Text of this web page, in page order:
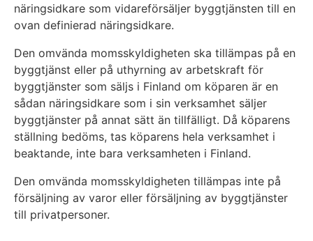
näringsidkare som vidareförsäljer byggtjänsten till en
ovan definierad näringsidkare.
Den omvända momsskyldigheten ska tillämpas på en
byggtjänst eller på uthyrning av arbetskraft för
byggtjänster som säljs i Finland om köparen är en
sådan näringsidkare som i sin verksamhet säljer
byggtjänster på annat sätt än tillfälligt. Då köparens
ställning bedöms, tas köparens hela verksamhet i
beaktande, inte bara verksamheten i Finland.
Den omvända momsskyldigheten tillämpas inte på
försäljning av varor eller försäljning av byggtjänster
till privatpersoner.